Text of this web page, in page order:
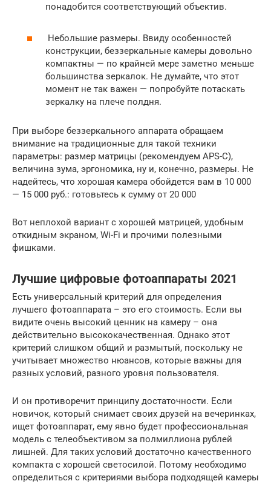
понадобится соответствующий объектив.
Небольшие размеры. Ввиду особенностей
конструкции, беззеркальные камеры довольно
компактны — по крайней мере заметно меньше
большинства зеркалок. Не думайте, что этот
момент не так важен — попробуйте потаскать
зеркалку на плече полдня.
При выборе беззеркального аппарата обращаем
внимание на традиционные для такой техники
параметры: размер матрицы (рекомендуем APS-C),
величина зума, эргономика, ну и, конечно, размеры. Не
надейтесь, что хорошая камера обойдется вам в 10 000
— 15 000 руб.: готовьтесь к сумму от 20 000
Вот неплохой вариант с хорошей матрицей, удобным
откидным экраном, Wi-Fi и прочими полезными
фишками.
Лучшие цифровые фотоаппараты 2021
Есть универсальный критерий для определения
лучшего фотоаппарата – это его стоимость. Если вы
видите очень высокий ценник на камеру – она
действительно высококачественная. Однако этот
критерий слишком общий и размытый, поскольку не
учитывает множество нюансов, которые важны для
разных условий, разного уровня пользователя.
И он противоречит принципу достаточности. Если
новичок, который снимает своих друзей на вечеринках,
ищет фотоаппарат, ему явно будет профессиональная
модель с телеобъективом за полмиллиона рублей
лишней. Для таких условий достаточно качественного
компакта с хорошей светосилой. Потому необходимо
определиться с критериями выбора подходящей камеры